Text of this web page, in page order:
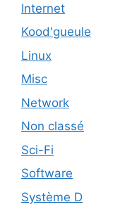
Internet
Kood'gueule
Linux
Misc
Network
Non classé
Sci-Fi
Software
Système D